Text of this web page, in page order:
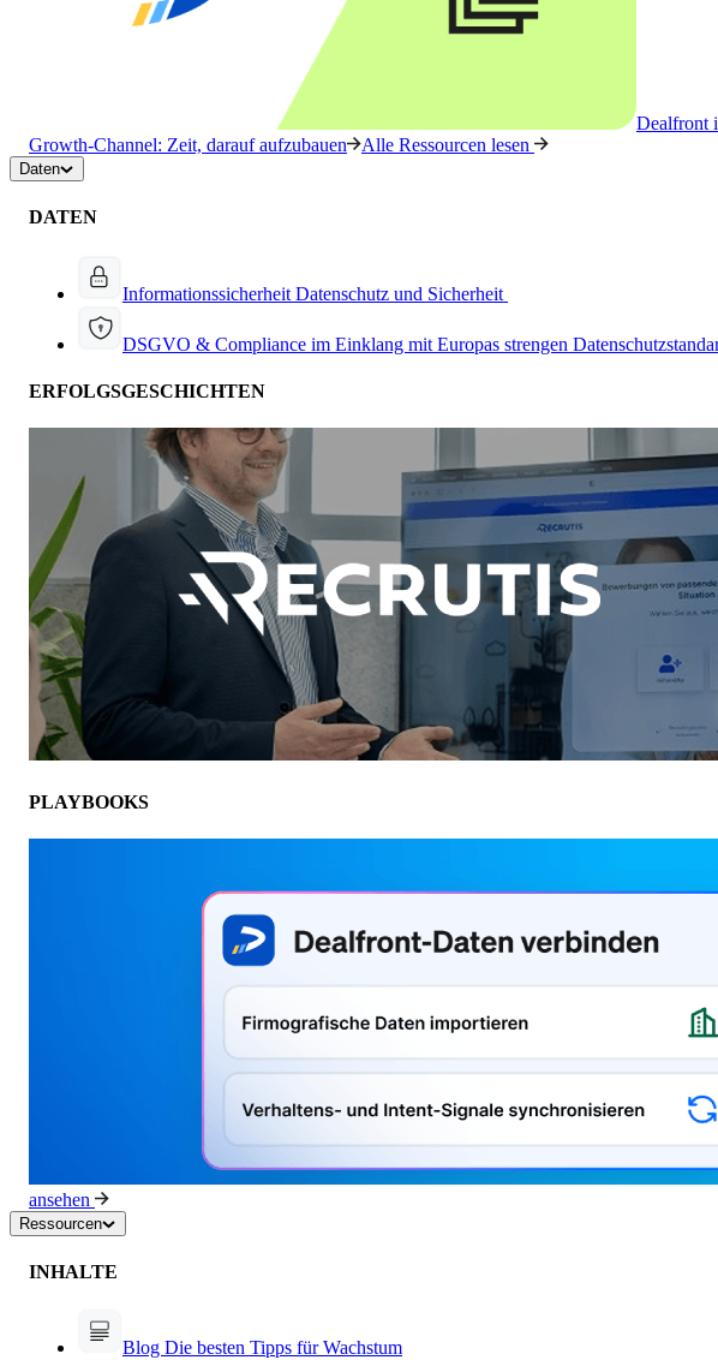
Dealfront
Growth-Channel: Zeit, darauf aufzubauen
Alle Ressourcen lesen
Daten
DATEN
Informationssicherheit Datenschutz und Sicherheit
DSGVO & Compliance im Einklang mit Europas strengen
ERFOLGSGESCHICHTEN
PLAYBOOKS
ansehen
Ressourcen
INHALTE
Blog Die besten Tipps für Wachstum